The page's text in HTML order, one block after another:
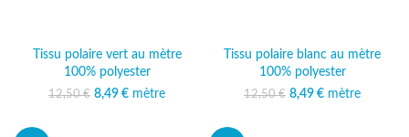
Tissu polaire vert au mètre
100% polyester
12,50€ Le prix initial était :
8,49 €
Le prix
mètre
Tissu polaire blanc au mètre
100% polyester
12,50€ Le prix initial était :
8,49 €
Le prix
mètre